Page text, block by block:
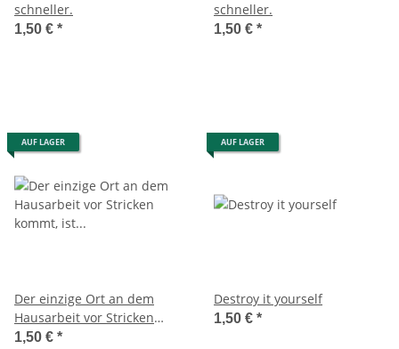
schneller.
1,50 € *
schneller.
1,50 € *
AUF LAGER
Der einzige Ort an dem
Hausarbeit vor Stricken
kommt, ist im Wörterbuch.
1,50 € *
AUF LAGER
Destroy it yourself
1,50 € *